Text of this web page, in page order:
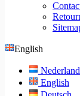
English
English